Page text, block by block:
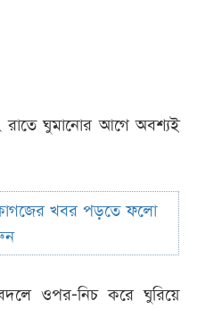
রাতে ঘুমানোর আগে অবশ্যই
খবর পড়তে ফলো
ওপর-নিচ করে ঘুরিয়ে